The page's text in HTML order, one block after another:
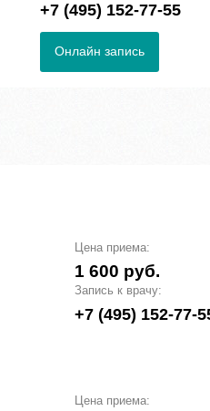
+7 (495) 152-77-55
Онлайн запись
Цена приема:
1 600 руб.
Запись к врачу:
+7 (495) 152-77-
Цена приема: